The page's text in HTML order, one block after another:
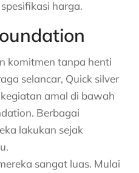
harga.
komitmen tanpa henti
selancar, Quick silver
amal di bawah
Berbagai
lakukan sejak
sangat luas. Mulai